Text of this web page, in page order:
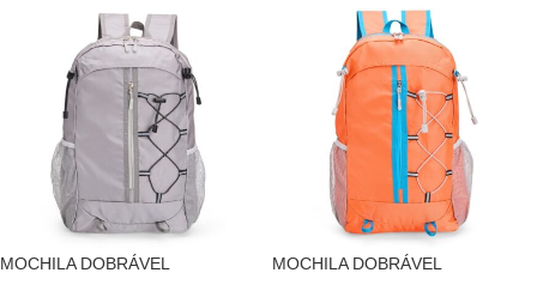
MOCHILA DOBRÁVEL
MOCHILA DOBRÁVEL